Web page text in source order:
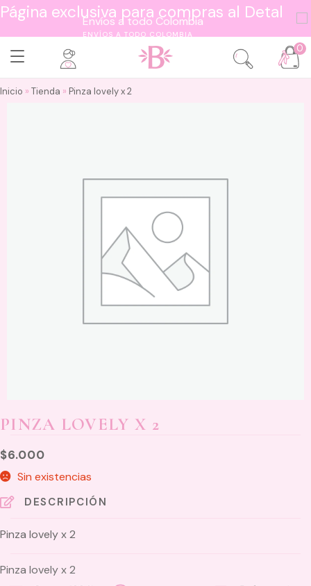
Página exclusiva para compras al Detal
ENVÍOS A TODO COLOMBIA
0
Inicio » Tienda » Pinza lovely x 2
PINZA LOVELY X 2
$6.000
Sin existencias
DESCRIPCIÓN
Pinza lovely x 2
Pinza lovely x 2